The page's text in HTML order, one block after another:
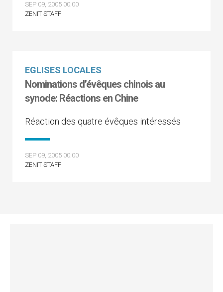
SEP 09, 2005 00:00
ZENIT STAFF
EGLISES LOCALES
Nominations d’évêques chinois au
synode: Réactions en Chine
Réaction des quatre évêques intéressés
SEP 09, 2005 00:00
ZENIT STAFF